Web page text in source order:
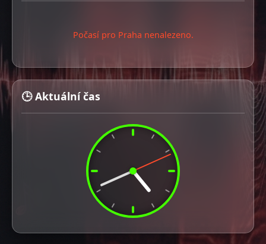
Počasí pro Praha nenalezeno.
🕒 Aktuální čas